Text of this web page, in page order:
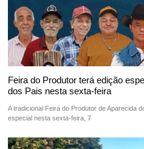
Feira do Produtor terá edição
dos Pais nesta sexta-feira
A tradicional Feira do Produtor de Aparecida
especial nesta sexta-feira, 7